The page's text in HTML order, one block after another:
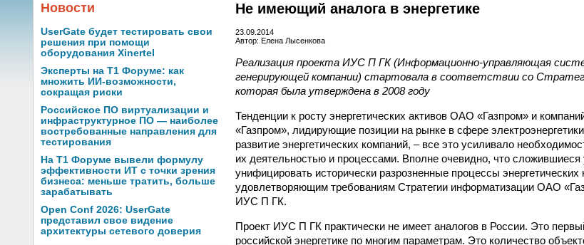
Новости
UserGate будет тестировать свои
решения при помощи
оборудования Xinertel
Эксперты на Т1 Форуме: как
множить ИИ-возможности,
сокращая риски
Российское ПО виртуализации и
инфраструктурное ПО — наиболее
востребованные направления для
тестирования
На Т1 Форуме вывели формулу
эффективности ИТ с точки зрения
бизнеса: меньше тратить, больше
зарабатывать
Open Conf 2026: UserGate
представил свое видение
архитектуры сетевого доверия
Не имеющий аналога в энергетике
23.09.2014
Автор: Елена Лысенкова
Реализация проекта ИУС П ГК (Информационно-управляющая
генерирующей компании) стартовала в соответствии со
которая была утверждена в 2008 году
Тенденции к росту энергетических активов ОАО «Газпром» и
«Газпром», лидирующие позиции на рынке в сфере
развитие энергетических компаний, – все это усиливало
их деятельностью и процессами. Вполне очевидно, что сложившиеся
унифицировать исторически разрозненные процессы
удовлетворяющим требованиям Стратегии информатизации ОАО
ИУС П ГК.
Проект ИУС П ГК практически не имеет аналогов в России. Это
российской энергетике по многим параметрам. Это количество